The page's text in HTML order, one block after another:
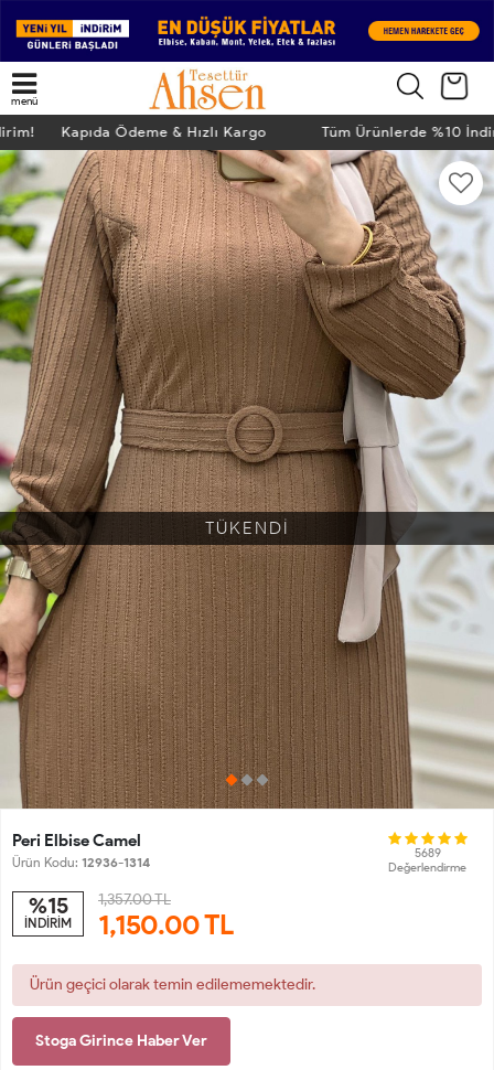
menü
Kapıda Ödeme & Hızlı Kargo Tüm Ürünlerde %10
TÜKENDİ
Peri Elbise Camel
Ürün Kodu: 12936-1314
5689
Değerlendirme
%15
İNDİRİM
1,357.00 TL
1,150.00TL
Ürün geçici olarak temin edilememektedir.
Stoga Girince Haber Ver